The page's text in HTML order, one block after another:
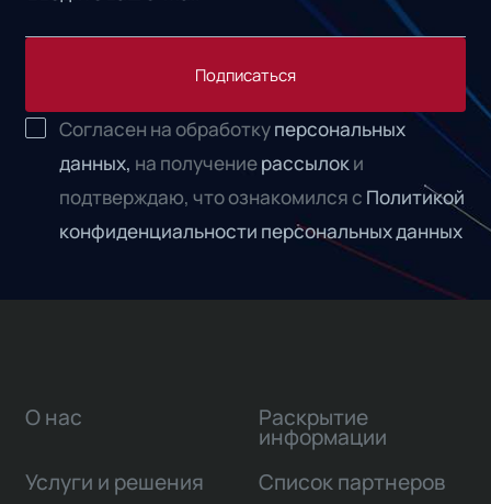
Подписаться
Согласен на обработкуперсональных
данных, на получениерассылоки
подтверждаю, что ознакомился с Политикой
конфиденциальности персональных данных
О нас
Услуги и решения
Раскрытие
информации
Список партнеров